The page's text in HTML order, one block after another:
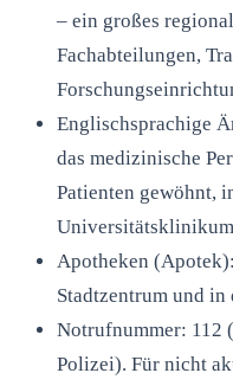
– ein großes
Fachabteilungen,
Englischsprachige
das medizinische
Patienten gewöhnt,
Apotheken
Stadtzentrum und in
Notrufnummer: 112
Polizei). Für nicht